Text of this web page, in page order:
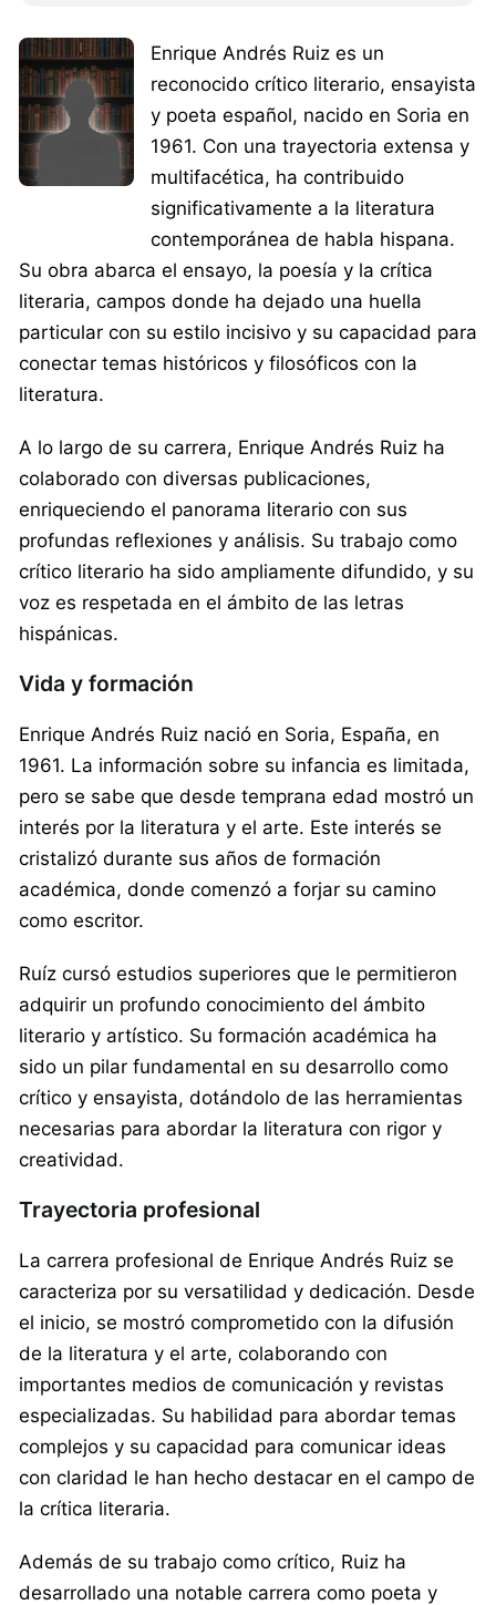
Enrique Andrés Ruiz es un
reconocido crítico literario, ensayista
y poeta español, nacido en Soria en
1961. Con una trayectoria extensa y
multifacética, ha contribuido
significativamente a la literatura
contemporánea de habla hispana.
Su obra abarca el ensayo, la poesía y la crítica
literaria, campos donde ha dejado una huella
particular con su estilo incisivo y su capacidad para
conectar temas históricos y filosóficos con la
literatura.
A lo largo de su carrera, Enrique Andrés Ruiz ha
colaborado con diversas publicaciones,
enriqueciendo el panorama literario con sus
profundas reflexiones y análisis. Su trabajo como
crítico literario ha sido ampliamente difundido, y su
voz es respetada en el ámbito de las letras
hispánicas.
Vida y formación
Enrique Andrés Ruiz nació en Soria, España, en
1961. La información sobre su infancia es limitada,
pero se sabe que desde temprana edad mostró un
interés por la literatura y el arte. Este interés se
cristalizó durante sus años de formación
académica, donde comenzó a forjar su camino
como escritor.
Ruíz cursó estudios superiores que le permitieron
adquirir un profundo conocimiento del ámbito
literario y artístico. Su formación académica ha
sido un pilar fundamental en su desarrollo como
crítico y ensayista, dotándolo de las herramientas
necesarias para abordar la literatura con rigor y
creatividad.
Trayectoria profesional
La carrera profesional de Enrique Andrés Ruiz se
caracteriza por su versatilidad y dedicación. Desde
el inicio, se mostró comprometido con la difusión
de la literatura y el arte, colaborando con
importantes medios de comunicación y revistas
especializadas. Su habilidad para abordar temas
complejos y su capacidad para comunicar ideas
con claridad le han hecho destacar en el campo de
la crítica literaria.
Además de su trabajo como crítico, Ruiz ha
desarrollado una notable carrera como poeta y